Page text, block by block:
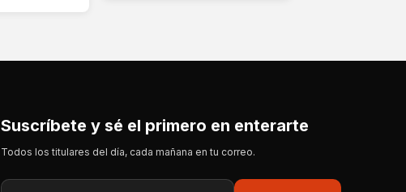
Suscríbete y sé el primero en enterarte
Todos los titulares del día, cada mañana en tu correo.